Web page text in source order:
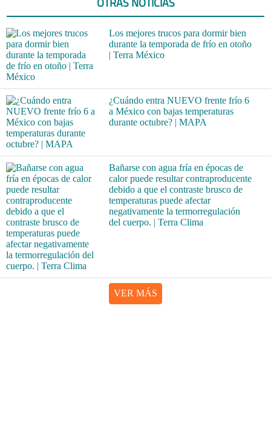
Los mejores trucos para dormir bien
durante la temporada de frío en otoño
| Terra México
¿Cuándo entra NUEVO frente frío 6
a México con bajas temperaturas
durante octubre? | MAPA
Bañarse con agua fría en épocas de
calor puede resultar contraproducente
debido a que el contraste brusco de
temperaturas puede afectar
negativamente la termorregulación
del cuerpo. | Terra Clima
VER MÁS